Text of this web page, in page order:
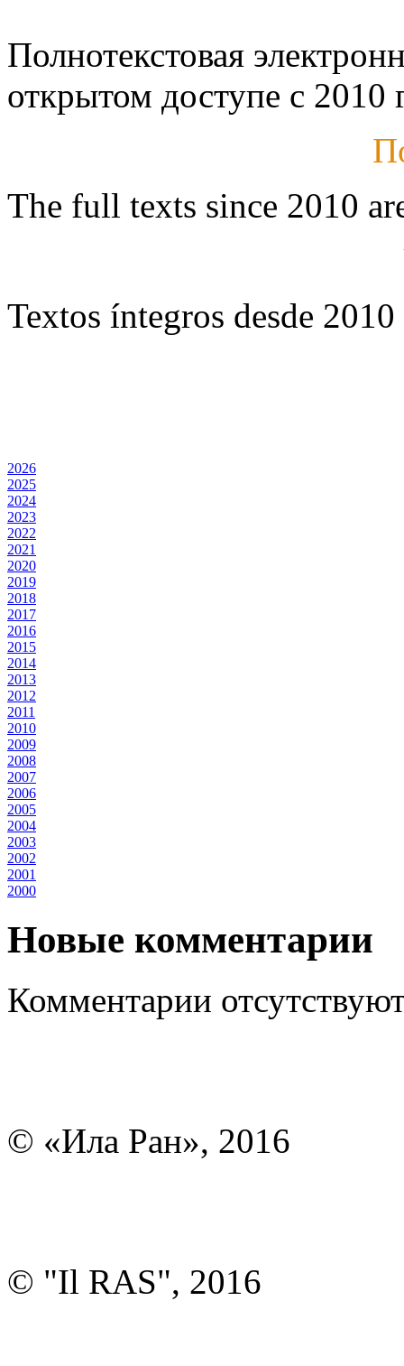
Полнотекстовая
открытом доступе с 2010
The full texts since 2010
Textos íntegros desde
2026
2025
2024
2023
2022
2021
2020
2019
2018
2017
2016
2015
2014
2013
2012
2011
2010
2009
2008
2007
2006
2005
2004
2003
2002
2001
2000
Новые комментарии
Комментарии
© «Ила Ран», 2016
© "Il RAS", 2016